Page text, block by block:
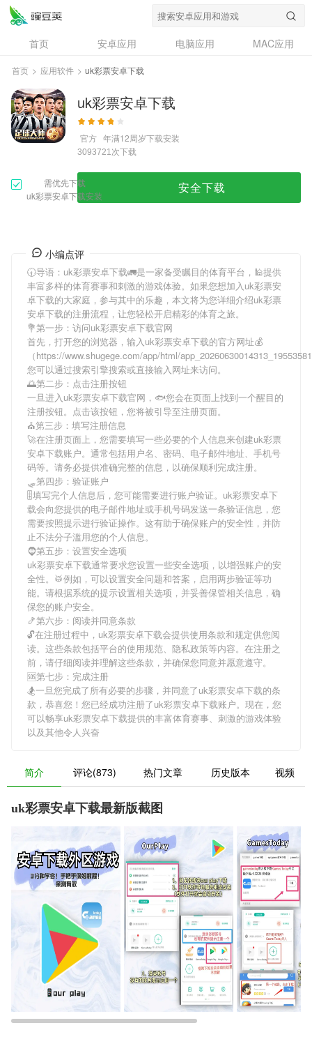
首页 安卓应用 电脑应用
MAC应用
资讯
专题
问答
首页 > 应用软件 > uk彩票安卓下载
uk彩票安卓下载
官方 年满12周岁下载安装
3093721次下载
需优先下载
uk彩票安卓下载安装
安全下载
小编点评
🕣导语： uk彩票安卓下载🚛是一家备受瞩目的体育平台，🕌提供
丰富多样的体育赛事和刺激的游戏体验。如果您想加入uk彩票安
卓下载的大家庭，参与其中的乐趣，本文将为您详细介绍uk彩票
安卓下载的注册流程，让您轻松开启精彩的体育之旅。
💐第一步：访问uk彩票安卓下载官网
首先，打开您的浏览器，输入uk彩票安卓下载的官方网址💰
（https://www.shugege.com/app/html/
您可以通过搜索引擎搜索或直接输入网址来访问。
🌅第二步：点击注册按钮
一旦进入uk彩票安卓下载官网，🐟您会在页面上找到一个醒目的
注册按钮。点击该按钮，您将被引导至注册页面。
⛪第三步：填写注册信息
🚀在注册页面上，您需要填写一些必要的个人信息来创建uk彩票
安卓下载账户。通常包括用户名、密码、电子邮件地址、手机号
码等。请务必提供准确完整的信息，以确保顺利完成注册。
🛷第四步：验证账户
🎚填写完个人信息后，您可能需要进行账户验证。 uk彩票安卓下
载会向您提供的电子邮件地址或手机号码发送一条验证信息，您
需要按照提示进行验证操作。这有助于确保账户的安全性，并防
止不法分子滥用您的个人信息。
🧔第五步：设置安全选项
uk彩票安卓下载通常要求您设置一些安全选项，以增强账户的安
全性。🥁例如，可以设置安全问题和答案，启用两步验证等功
能。请根据系统的提示设置相关选项，并妥善保管相关信息，确
保您的账户安全。
🍤第六步：阅读并同意条款
🔓在注册过程中， uk彩票安卓下载会提供使用条款和规定供您阅
读。这些条款包括平台的使用规范、隐私政策等内容。在注册之
前，请仔细阅读并理解这些条款，并确保您同意并愿意遵守。
🆘第七步：完成注册
🏂一旦您完成了所有必要的步骤，并同意了uk彩票安卓下载的条
款，恭喜您！您已经成功注册了uk彩票安卓下载账户。现在，您
可以畅享uk彩票安卓下载提供的丰富体育赛事、刺激的游戏体验
以及其他令人兴奋
简介 评论(873) 热门文章 历史版本 视频
uk彩票安卓下载最新版截图